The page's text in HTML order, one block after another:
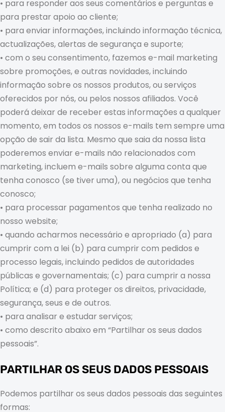
• para responder aos seus comentários e perguntas e
para prestar apoio ao cliente;
• para enviar informações, incluindo informação técnica,
actualizações, alertas de segurança e suporte;
• com o seu consentimento, fazemos e-mail marketing
sobre promoções, e outras novidades, incluindo
informação sobre os nossos produtos, ou serviços
oferecidos por nós, ou pelos nossos afiliados. Você
poderá deixar de receber estas informações a qualquer
momento, em todos os nossos e-mails tem sempre uma
opção de sair da lista. Mesmo que saia da nossa lista
poderemos enviar e-mails não relacionados com
marketing, incluem e-mails sobre alguma conta que
tenha conosco (se tiver uma), ou negócios que tenha
conosco;
• para processar pagamentos que tenha realizado no
nosso website;
• quando acharmos necessário e apropriado (a) para
cumprir com a lei (b) para cumprir com pedidos e
processo legais, incluindo pedidos de autoridades
públicas e governamentais; (c) para cumprir a nossa
Política; e (d) para proteger os direitos, privacidade,
segurança, seus e de outros.
• para analisar e estudar serviços;
• como descrito abaixo em “Partilhar os seus dados
pessoais”.
PARTILHAR OS SEUS DADOS PESSOAIS
Podemos partilhar os seus dados pessoais das seguintes
formas: